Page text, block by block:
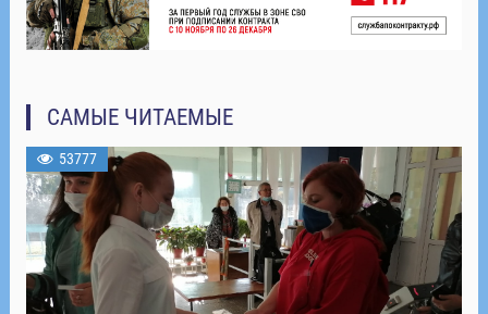
САМЫЕ ЧИТАЕМЫЕ
53777